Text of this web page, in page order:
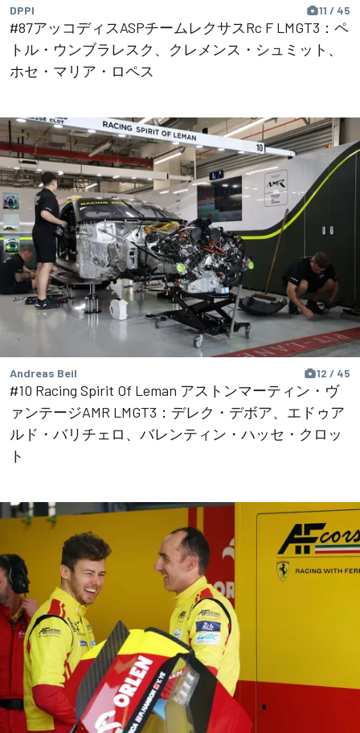
DPPI 11 / 45
#87アッコディスASPチームレクサスRc F LMGT3：ペ
トル・ウンブラレスク、クレメンス・シュミット、
ホセ・マリア・ロペス
Andreas Beil 12 / 45
#10 Racing Spirit Of Leman アストンマーティン・ヴ
ァンテージAMR LMGT3：デレク・デボア、エドゥア
ルド・バリチェロ、バレンティン・ハッセ・クロッ
ト